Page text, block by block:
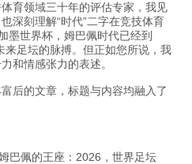
育领域三十年的评估专家，我见
深刻理解“时代”二字在竞技体育
墨世界杯，姆巴佩时代已经到
来足坛的脉搏。但正如您所说，我
和情感张力的表述。
后的文章，标题与内容均融入了
巴佩的王座：2026，世界足坛